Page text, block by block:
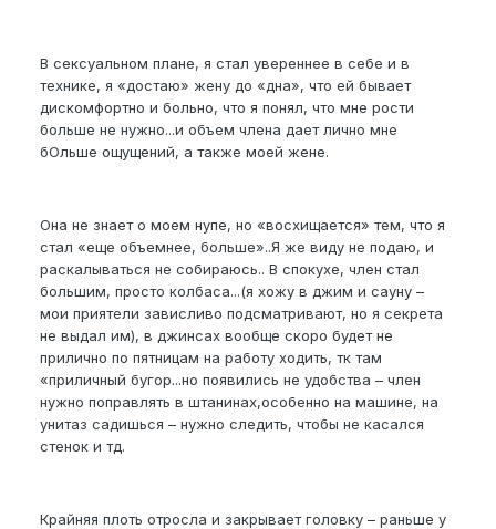
В сексуальном плане, я стал увереннее в себе и в
технике, я «достаю» жену до «дна», что ей бывает
дискомфортно и больно, что я понял, что мне рости
больше не нужно...и объем члена дает лично мне
бОльше ощущений, а также моей жене.
Она не знает о моем нупе, но «восхищается» тем, что я
стал «еще объемнее, больше»..Я же виду не подаю, и
раскалываться не собираюсь.. В спокухе, член стал
большим, просто колбаса...(я хожу в джим и сауну –
мои приятели зависливо подсматривают, но я секрета
не выдал им), в джинсах вообще скоро будет не
прилично по пятницам на работу ходить, тк там
«приличный бугор...но появились не удобства – член
нужно поправлять в штанинах,особенно на машине, на
унитаз садишься – нужно следить, чтобы не касался
стенок и тд.
Крайняя плоть отросла и закрывает головку – раньше у